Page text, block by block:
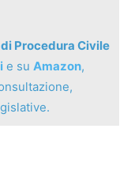
Procedura Civile
e su Amazon,